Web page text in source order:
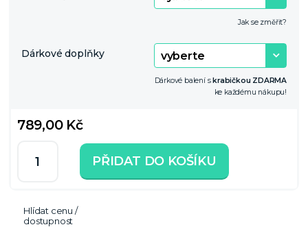
Jak se změřit?
Dárkové doplňky
Dárkové balení skrabičkou ZDARMA
ke každému nákupu!
789,00 Kč
PŘIDAT DO KOŠÍKU
Hlídat cenu /
dostupnost